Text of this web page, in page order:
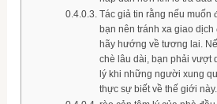
Tác giả tin rằng nếu muốn
bạn nên tránh xa giao
hãy hướng về tương lai.
chè lâu dài, bạn phải vượt
lý khi những người xung
thực sự biết về thế giới này.